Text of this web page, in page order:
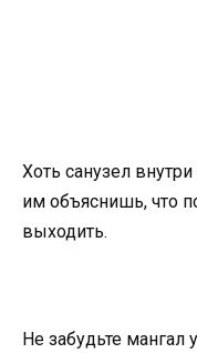
Хоть санузел
им объяснишь, что
выходить.
Не забудьте мангал